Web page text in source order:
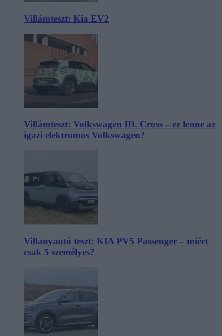
Villámteszt: Kia EV2
Villámteszt: Volkswagen ID. Cross – ez lenne az
igazi elektromos Volkswagen?
Villanyautó teszt: KIA PV5 Passenger – miért
csak 5 személyes?